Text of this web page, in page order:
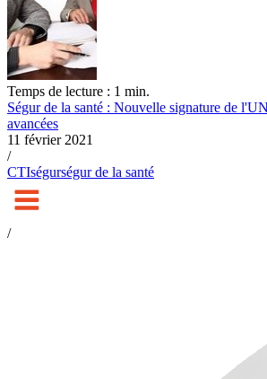
Temps de lecture : 1 min.
Ségur de la santé : Nouvelle signature de
avancées
11 février 2021
/
CTIségurségur de la santé
/